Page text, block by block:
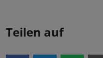
Teilen auf